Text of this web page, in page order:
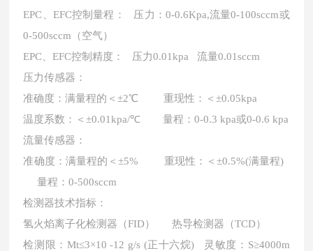
EPC、EFC控制量程： 压力：0-0.6Kpa,流量0-100sccm或
0-500sccm（空气）
EPC、EFC控制精度： 压力0.01kpa 流量0.01sccm
压力传感器：
准确度：满量程的＜±2℃ 重现性：＜±0.05kpa
温度系数：＜±0.01kpa/℃ 量程：0-0.3 kpa或0-0.6 kpa
流量传感器：
准确度：满量程的＜±5% 重现性：＜±0.5%(满量程)
量程：0-500sccm
检测器技术指标：
氢火焰离子化检测器（FID） 热导检测器（TCD）
检测限： Mt≤3×10 -12 g/s (正十六烷) 灵敏度：S≥4000m